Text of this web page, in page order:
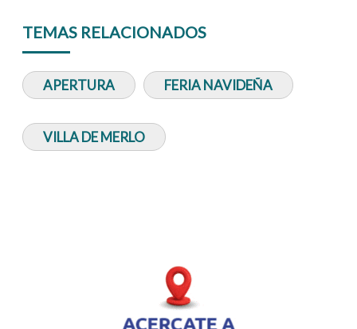
TEMAS RELACIONADOS
APERTURA FERIA NAVIDEÑA
VILLA DE MERLO